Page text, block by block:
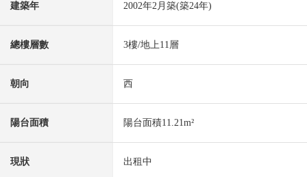
建築年 2002年2月築(築24年)
總樓層數 3樓/地上11層
朝向 西
陽台面積 陽台面積11.21m²
現狀 出租中